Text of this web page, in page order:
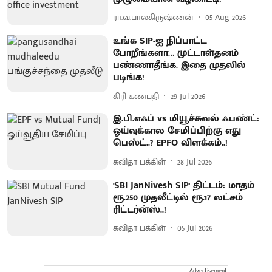
ரா.வ.பாலகிருஷ்ணன் 05 Aug 2026
உங்க SIP-ஐ நிப்பாட்ட
போறீங்களா… முட்டாள்தனம்
பண்ணாதீங்க. இதை முதலில்
படிங்க!
கிரி கணபதி 29 Jul 2026
இ.பி.எஃப் vs மியூச்சுவல் ஃபண்ட்:
ஓய்வுக்கால சேமிப்பிற்கு எது
பெஸ்ட்..? EPFO விளக்கம்..!
கவிதா பக்கிள் 28 Jul 2026
'SBI JanNivesh SIP' திட்டம்: மாதம்
ரூ.250 முதலீட்டில் ரூ.17 லட்சம்
ரிட்டர்ன்ஸ்..!
கவிதா பக்கிள் 05 Jul 2026